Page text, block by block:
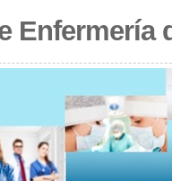
Enfermería